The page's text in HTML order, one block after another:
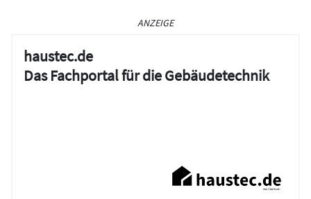
ANZEIGE
haustec.de
Das Fachportal für die Gebäudetechnik